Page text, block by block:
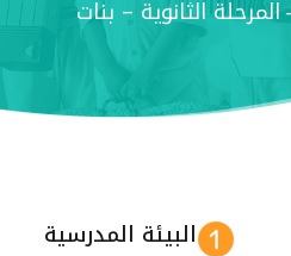
المرحلة الثانوية – بنات
البيئة المدرسية